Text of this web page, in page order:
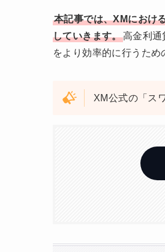
本記事では、XMにおけ
していきます。高金利通
をより効率的に行うため
XM公式の「ス